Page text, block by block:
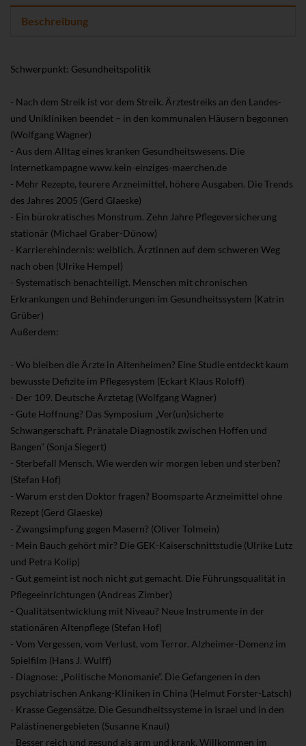
Beschreibung
Schwerpunkt: Gesundheitspolitik
- Nach dem Streik ist vor dem Streik. Ärztestreiks an den Landes-
und Unikliniken beendet – in den kommunalen Häusern begonnen
(Wolfgang Wagner)
- Aus dem Alltag eines kranken Gesundheitswesens. Die
Internetkampagne www.kein-einziges-maerchen.de
- Mehr Rezepte, teurere Arzneimittel, höhere Ausgaben. Die Trends
des Jahres 2005 (Gerd Glaeske)
- Ein bürokratisches Monstrum. Zehn Jahre Pflegeversicherung
stationär (Michael Graber-Dünow)
- Karrierehindernis: weiblich. Ärztinnen auf dem schweren Weg
nach oben (Ulrike Hempel)
- Systematisch benachteiligt. Menschen mit chronischen
Erkrankungen und Behinderungen im Gesundheitssystem (Katrin
Grüber)
Außerdem:
- Wo bleiben die Ärzte in Altenheimen? Eine Studie entdeckt kaum
bewusste Defizite im Pflegesystem (Eckart Klaus Roloff)
- Der 109. Deutsche Ärztetag (Wolfgang Wagner)
- Gute Hoffnung? Das Symposium „Ver(un)sicherte
Schwangerschaft. Pränatale Diagnostik zwischen Hoffen und
Bangen” (Sonja Siegert)
- Sterbefall Mensch. Wie werden wir morgen leben und sterben?
(Stefan Hof)
- Warum erst den Doktor fragen? Boomsparte Arzneimittel ohne
Rezept (Gerd Glaeske)
- Zwangsimpfung gegen Masern? (Oliver Tolmein)
- Mein Bauch gehört mir? Die GEK-Kaiserschnittstudie (Ulrike Lutz
und Petra Kolip)
- Gut gemeint ist noch nicht gut gemacht. Die Führungsqualität in
Pflegeeinrichtungen (Andreas Zimber)
- Qualitätsentwicklung mit Niveau? Neue Instrumente in der
stationären Altenpflege (Stefan Hof)
- Vom Vergessen, vom Verlust, vom Terror. Alzheimer-Demenz im
Spielfilm (Hans J. Wulff)
- Diagnose: „Politische Monomanie”. Die Gefangenen in den
psychiatrischen Ankang-Kliniken in China (Helmut Forster-Latsch)
- Krasse Gegensätze. Die Gesundheitssysteme in Israel und in den
Palästinenergebieten (Susanne Knaul)
- Besser reich und gesund als arm und krank. Willkommen im